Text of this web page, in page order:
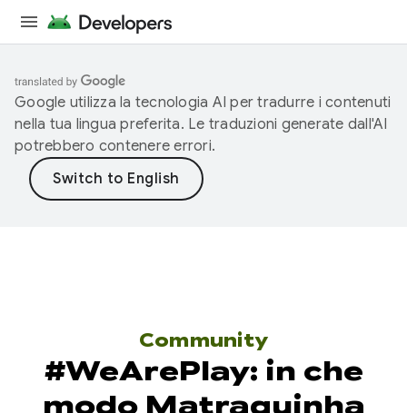
Google utilizza la tecnologia AI per tradurre i contenuti
nella tua lingua preferita. Le traduzioni generate dall'AI
potrebbero contenere errori.
Community
#WeArePlay: in che
modo Matraquinha